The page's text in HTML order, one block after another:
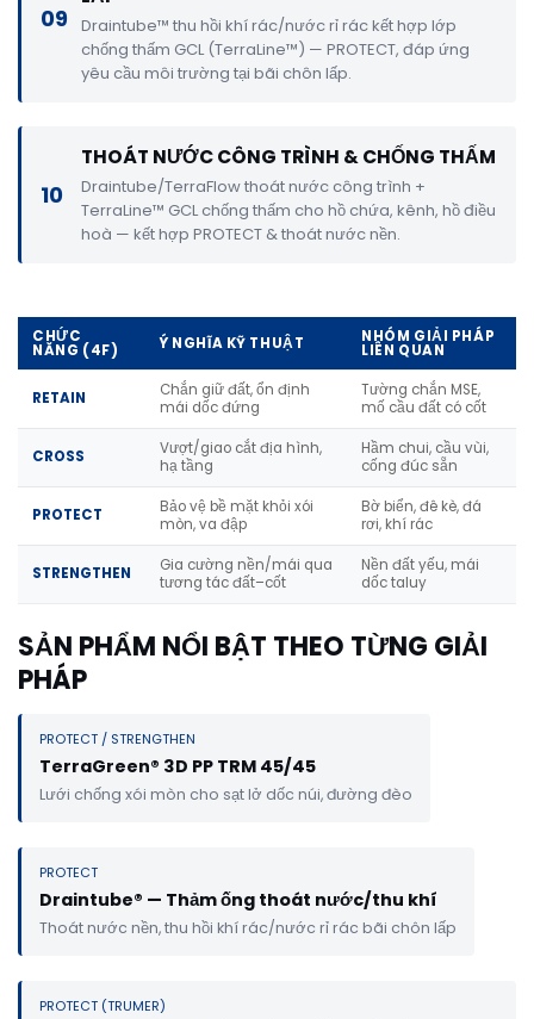
09 Draintube™ thu hồi khí rác/nước rỉ rác kết hợp lớp
chống thấm GCL (TerraLine™) — PROTECT, đáp ứng
yêu cầu môi trường tại bãi chôn lấp.
10
THOÁT NƯỚC CÔNG TRÌNH & CHỐNG THẤM
Draintube/TerraFlow thoát nước công trình +
TerraLine™ GCL chống thấm cho hồ chứa, kênh, hồ điều
hoà — kết hợp PROTECT & thoát nước nền.
CHỨC
NĂNG (4F) Ý NGHĨA KỸ THUẬT NHÓM GIẢI PHÁP
LIÊN QUAN
RETAIN
Chắn giữ đất, ổn định
mái dốc đứng
Tường chắn MSE,
mố cầu đất có cốt
CROSS
Vượt/giao cắt địa hình,
hạ tầng
Hầm chui, cầu vùi,
cống đúc sẵn
PROTECT
Bảo vệ bề mặt khỏi xói
mòn, va đập
Bờ biển, đê kè, đá
rơi, khí rác
STRENGTHEN
Gia cường nền/mái qua
tương tác đất–cốt
Nền đất yếu, mái
dốc taluy
SẢN PHẨM NỔI BẬT THEO TỪNG GIẢI
PHÁP
PROTECT / STRENGTHEN
TerraGreen® 3D PP TRM 45/45
Lưới chống xói mòn cho sạt lở dốc núi, đường đèo
PROTECT
Draintube® — Thảm ống thoát nước/thu khí
Thoát nước nền, thu hồi khí rác/nước rỉ rác bãi chôn lấp
PROTECT (TRUMER)